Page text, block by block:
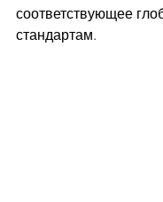
соответствующее
стандартам.